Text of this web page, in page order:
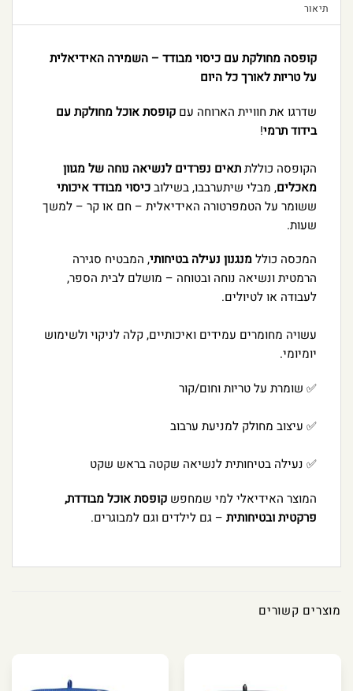
תיאור
קופסה מחולקת עם כיסוי מבודד – השמירה האידיאלית
על טריות לאורך כל היום
שדרגו את חוויית הארוחה עם קופסת אוכל מחולקת עם
בידוד תרמי!
הקופסה כוללתתאים נפרדים לנשיאה נוחה של מגוון
מאכלים, מבלי שיתערבבו, בשילובכיסוי מבודד איכותי
ששומר על הטמפרטורה האידיאלית – חם או קר – למשך
שעות.
המכסה כוללמנגנון נעילה בטיחותי, המבטיח סגירה
הרמטית ונשיאה נוחה ובטוחה – מושלם לבית הספר,
לעבודה או לטיולים.
עשויה מחומרים עמידים ואיכותיים, קלה לניקוי ולשימוש
יומיומי.
✅ שומרת על טריות וחום/קור
✅ עיצוב מחולק למניעת ערבוב
✅ נעילה בטיחותית לנשיאה שקטה בראש שקט
המוצר האידיאלי למי שמחפש קופסת אוכל מבודדת,
פרקטית ובטיחותית – גם לילדים וגם למבוגרים.
מוצרים קשורים